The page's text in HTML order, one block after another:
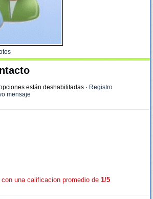
están deshabilitadas · Registro
mensaje
una calificacion promedio de 1/5